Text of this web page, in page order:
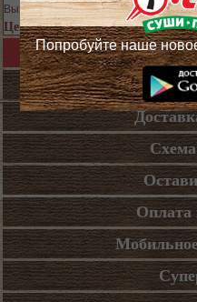
Выход блюда: 120 гр.
Цена 579 руб.
Назад
Схема
Оплата
Попробуйте наше